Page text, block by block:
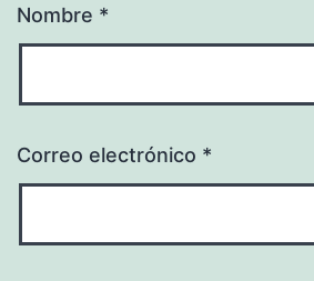
Nombre *
Correo electrónico *